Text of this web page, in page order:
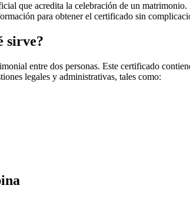
que acredita la celebración de un matrimonio.
para obtener el certificado sin
sirve?
entre dos personas. Este certificado
legales y administrativas, tales como: